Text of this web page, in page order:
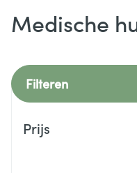
Medische
Filteren
Prijs